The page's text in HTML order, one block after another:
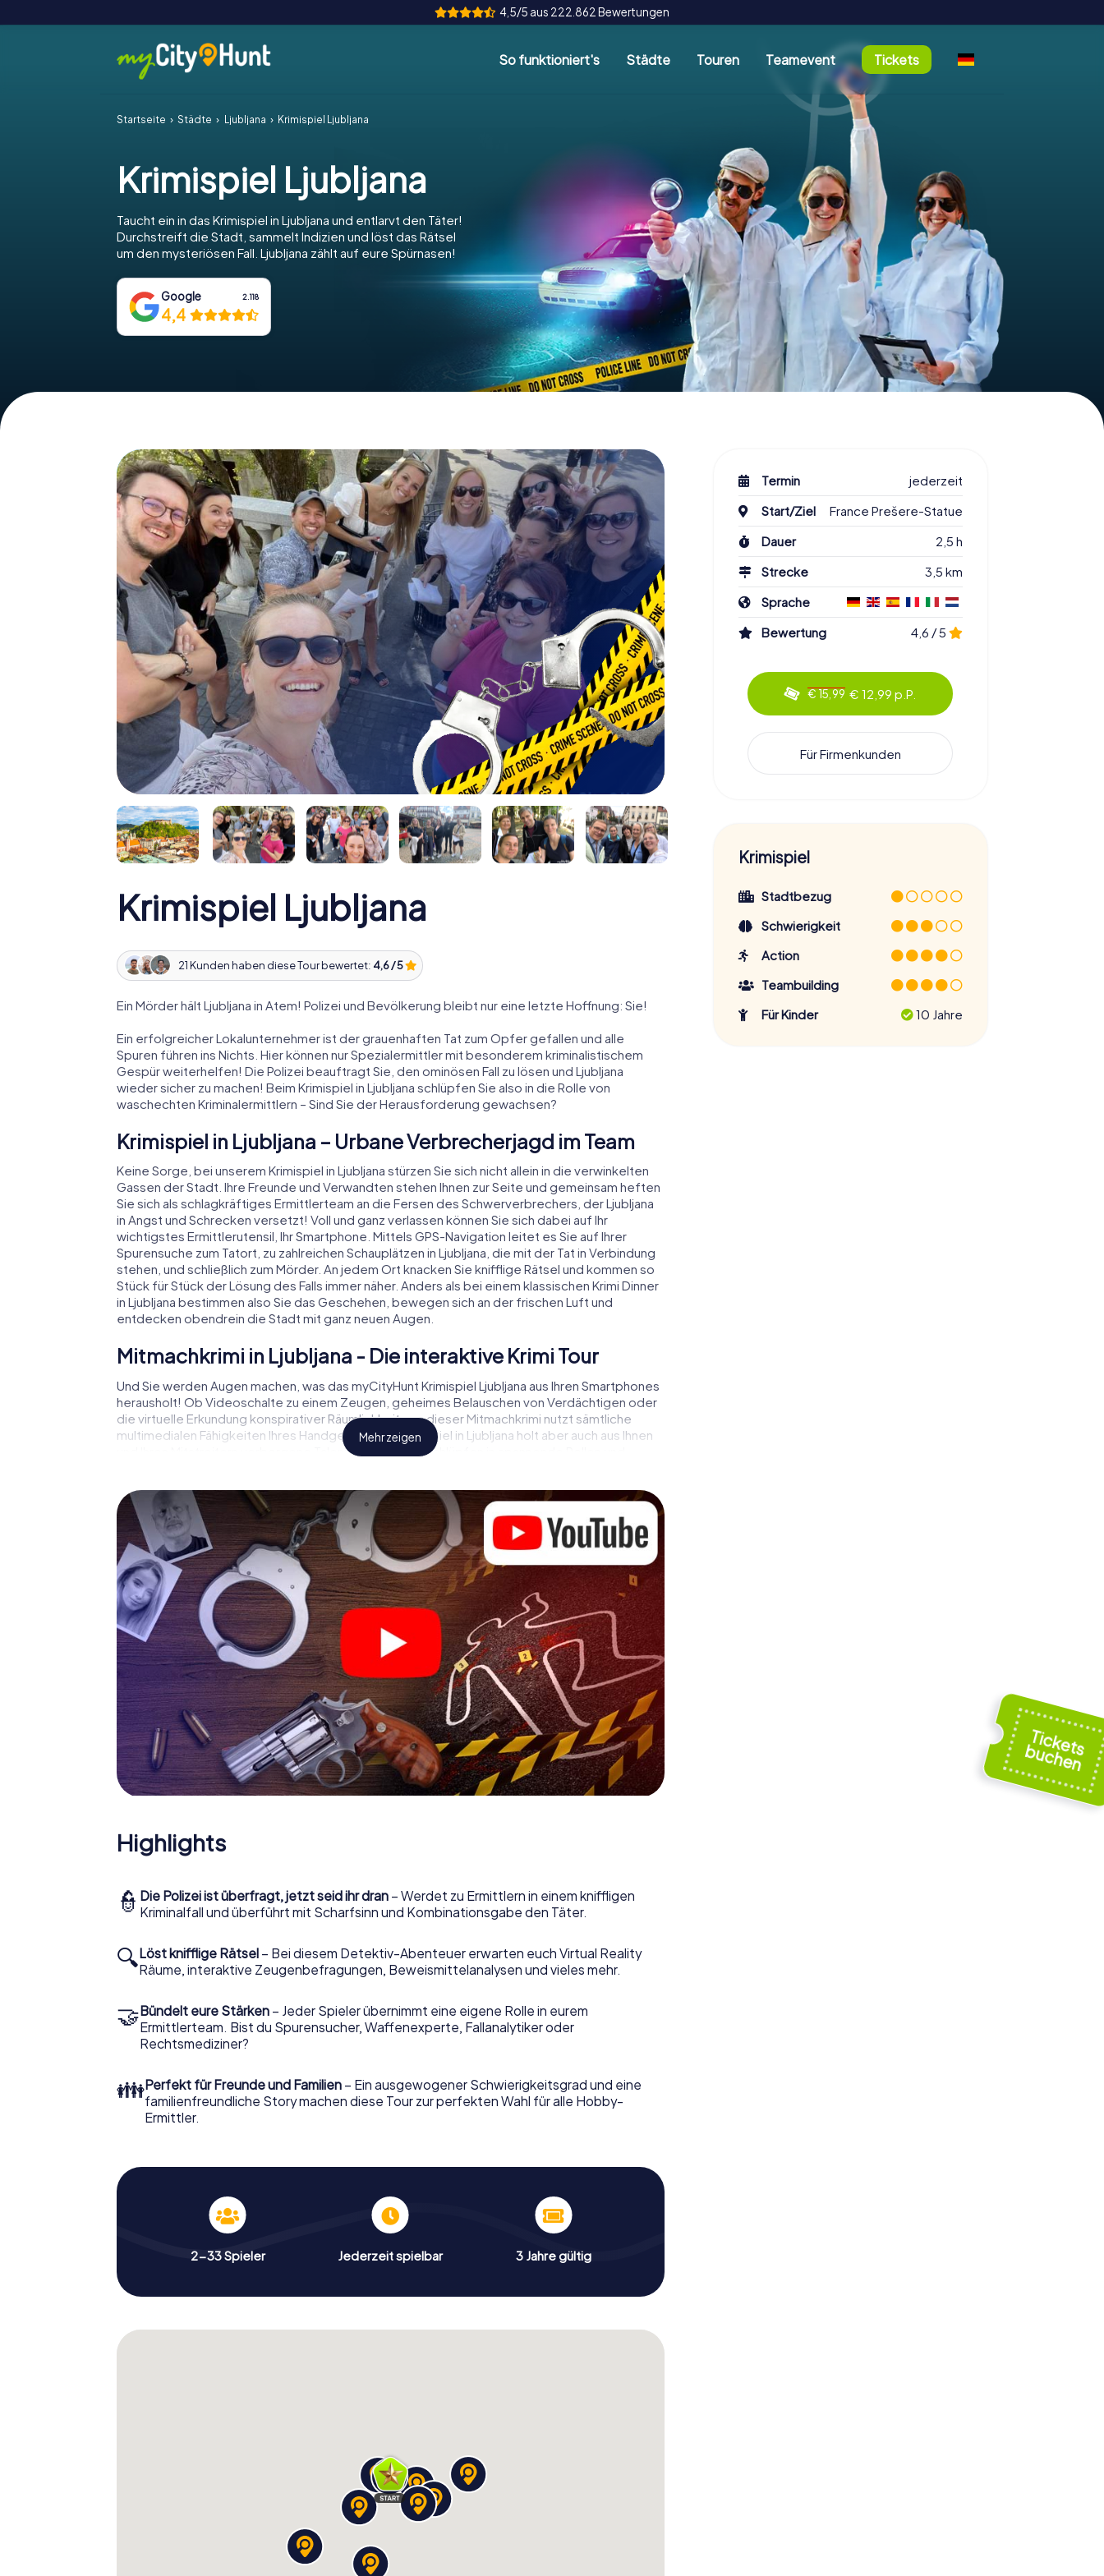
4,5/5 aus 222.862 Bewertungen
So funktioniert's Städte Touren Teamevent Tickets
Startseite Städte Ljubljana Krimispiel Ljubljana
Krimispiel Ljubljana
Taucht ein in das Krimispiel in Ljubljana und entlarvt den Täter!
Durchstreift die Stadt, sammelt Indizien und löst das Rätsel
um den mysteriösen Fall. Ljubljana zählt auf eure Spürnasen!
Google 2.118
4,4
Krimispiel Ljubljana
21 Kunden haben diese Tour bewertet: 4,6 / 5
Ein Mörder hält Ljubljana in Atem! Polizei und Bevölkerung bleibt nur eine letzte Hoffnung: Sie!
Ein erfolgreicher Lokalunternehmer ist der grauenhaften Tat zum Opfer gefallen und alle
Spuren führen ins Nichts. Hier können nur Spezialermittler mit besonderem kriminalistischem
Gespür weiterhelfen! Die Polizei beauftragt Sie, den ominösen Fall zu lösen und Ljubljana
wieder sicher zu machen! Beim Krimispiel in Ljubljana schlüpfen Sie also in die Rolle von
waschechten Kriminalermittlern – Sind Sie der Herausforderung gewachsen?
Krimispiel in Ljubljana – Urbane Verbrecherjagd im Team
Keine Sorge, bei unserem Krimispiel in Ljubljana stürzen Sie sich nicht allein in die verwinkelten
Gassen der Stadt. Ihre Freunde und Verwandten stehen Ihnen zur Seite und gemeinsam heften
Sie sich als schlagkräftiges Ermittlerteam an die Fersen des Schwerverbrechers, der Ljubljana
in Angst und Schrecken versetzt! Voll und ganz verlassen können Sie sich dabei auf Ihr
wichtigstes Ermittlerutensil, Ihr Smartphone. Mittels GPS-Navigation leitet es Sie auf Ihrer
Spurensuche zum Tatort, zu zahlreichen Schauplätzen in Ljubljana, die mit der Tat in Verbindung
stehen, und schließlich zum Mörder. An jedem Ort knacken Sie knifflige Rätsel und kommen so
Stück für Stück der Lösung des Falls immer näher. Anders als bei einem klassischen Krimi Dinner
in Ljubljana bestimmen also Sie das Geschehen, bewegen sich an der frischen Luft und
entdecken obendrein die Stadt mit ganz neuen Augen.
Mitmachkrimi in Ljubljana - Die interaktive Krimi Tour
Und Sie werden Augen machen, was das myCityHunt Krimispiel Ljubljana aus Ihren Smartphones
herausholt! Ob Videoschalte zu einem Zeugen, geheimes Belauschen von Verdächtigen oder
die virtuelle Erkundung konspirativer Räumlichkeiten – dieser Mitmachkrimi nutzt sämtliche
multimedialen Fähigkeiten Ihres Handgeräts. Das Krimispiel in Ljubljana holt aber auch aus Ihnen
und Ihren Mitstreitern verborgene Talente heraus! Sie schlüpfen in spannende Rollen und
die Ihrem jeweiligem Charakter entsprechen und dem Schlagwort „Abwechslungsreichtum“ an
ganz neue Bedeutung verleihen.
Das Krimispiel in Ljubljana kann beginnen!
Nun fehlt Ihnen nur noch eine Kleinigkeit, um mit Ihren Ermittlungen in Ljubljana zu starten: Ihr
Ticketcode! Ordern Sie ihn mit wenigen Klicks in unserem Ticketshop, schon in wenigen
Minuten finden Sie ihn in Ihrem eMail-Postfach. Jetzt starten Sie Ihren Online-Browser, geben
Ihren Code ein – und sind startklar!
Worauf warten Sie noch? Ljubljana zählt auf Sie!
Mehr zeigen
Highlights
👮 Die Polizei ist überfragt, jetzt seid ihr dran – Werdet zu Ermittlern in einem kniffligen
Kriminalfall und überführt mit Scharfsinn und Kombinationsgabe den Täter.
🔍Löst knifflige Rätsel – Bei diesem Detektiv-Abenteuer erwarten euch Virtual Reality
Räume, interaktive Zeugenbefragungen, Beweismittelanalysen und vieles mehr.
🤝Bündelt eure Stärken – Jeder Spieler übernimmt eine eigene Rolle in eurem
Ermittlerteam. Bist du Spurensucher, Waffenexperte, Fallanalytiker oder
Rechtsmediziner?
👪Perfekt für Freunde und Familien – Ein ausgewogener Schwierigkeitsgrad und eine
familienfreundliche Story machen diese Tour zur perfekten Wahl für alle Hobby-
Ermittler.
2-33 Spieler Jederzeit spielbar 3 Jahre gültig
Termin
jederzeit
Start/Ziel
France Prešere-Statue
Dauer
2,5 h
Strecke
3,5 km
Sprache
Bewertung
4,6 / 5
€ 15,99 € 12,99 p.P.
Für Firmenkunden
Krimispiel
Stadtbezug
Schwierigkeit
Action
Teambuilding
Für Kinder
10 Jahre